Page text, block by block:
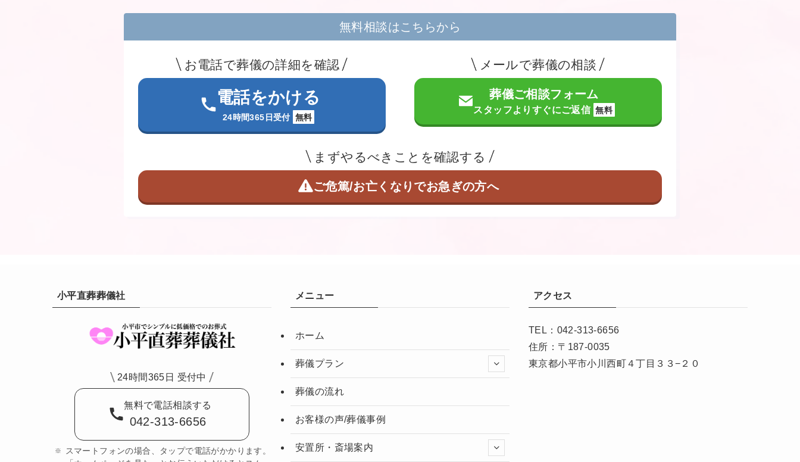
無料相談はこちらから
お電話で葬儀の詳細を確認
電話をかける
24時間365日受付 無料
メールで葬儀の相談
葬儀ご相談フォーム
スタッフよりすぐにご返信 無料
まずやるべきことを確認する
ご危篤/お亡くなりでお急ぎの方へ
小平直葬葬儀社
24時間365日 受付中
無料で電話相談する
042-313-6656
スマートフォンの場合、タップで電話がかかります。
メニュー
ホーム
葬儀プラン
葬儀の流れ
お客様の声/葬儀事例
安置所・斎場案内
アクセス
TEL：042-313-6656
住所：〒187-0035
東京都小平市小川西町４丁目３３−２０